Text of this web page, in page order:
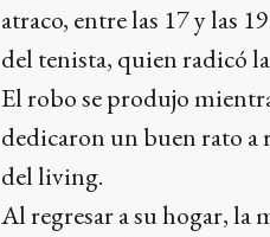
atraco, entre las 17 y las
del tenista, quien radicó
El robo se produjo
dedicaron un buen rato a
del living.
Al regresar a su hogar, la